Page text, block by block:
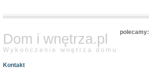
Dom i wnętrza.pl
Wykończenie wnętrza domu
Kontakt
polecamy: